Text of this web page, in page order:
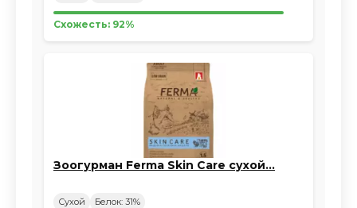
Схожесть: 92%
Зоогурман Ferma Skin Care сухой…
Сухой Белок: 31%